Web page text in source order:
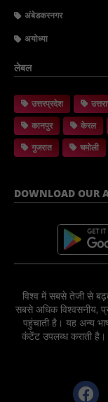
अंबेडकरनगर
अयोध्या
लेबल
उत्तरप्रदेश
कानपुर
केरल
गुजरात
चमोली
DOWNLOAD OUR
विश्व में सबसे तेजी से
सबसे अधिक विश्वसनीय,
पहुंचाती है। यह अन्य
कंटेंट उपलब्ध कराती है।